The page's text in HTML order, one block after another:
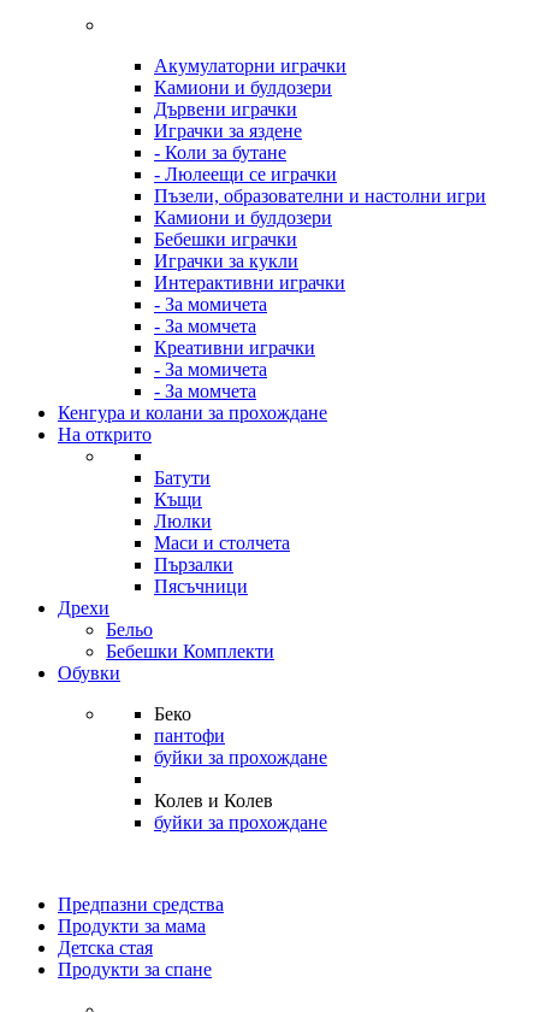
Акумулаторни играчки
Камиони и булдозери
Дървени играчки
Играчки за яздене
- Коли за бутане
- Люлеещи се играчки
Пъзели, образователни и настолни игри
Камиони и булдозери
Бебешки играчки
Играчки за кукли
Интерактивни играчки
- За момичета
- За момчета
Креативни играчки
- За момичета
- За момчета
Кенгура и колани за прохождане
На открито
Батути
Къщи
Люлки
Маси и столчета
Пързалки
Пясъчници
Дрехи
Бельо
Бебешки Комплекти
Обувки
Беко
пантофи
буйки за прохождане
Колев и Колев
буйки за прохождане
Предпазни средства
Продукти за мама
Детска стая
Продукти за спане